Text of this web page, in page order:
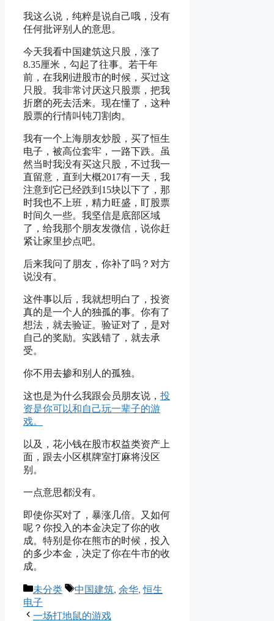
我这么说，纯粹是说自己哦，没有
任何批评别人的意思。
今天我看中国建筑这只股，涨了
8.35厘米，勾起了往事。若干年
前，在我刚进股市的时候，买过这
只股。我非常讨厌这只股票，把我
折磨的死去活来。现在懂了，这种
股票的行情叫钝刀割肉。
我有一个上海朋友炒股，买了恒生
电子，被高位套牢，一路下跌。虽
然当时我没有买这只股，不过我一
直留意，直到大概2017有一天，我
注意到它已经跌到15块以下了，那
时我也不上班，精力旺盛，盯股票
时间久一些。我坚信是底部区域
了，给我那个朋友发微信，说你赶
紧让家里抄点吧。
后来我问了朋友，你补了吗？对方
说没有。
这件事以后，我就想明白了，投资
真的是一个人的独孤的事。你有了
想法，就去验证。验证对了，是对
自己的奖励。实践错了，就去承
受。
你不用去掺和别人的孤独。
这也是为什么我跟会员朋友说， 投
资是你可以和自己玩一辈子的游
戏。
以及，花小钱在股市权益类资产上
面，跟去小区棋牌室打麻将没区
别。
一点意思都没有。
即使你买对了，暴涨几倍。又如何
呢？你投入的本金决定了你的收
成。特别是你在熊市的时候，投入
的多少本金，决定了你在牛市的收
成。
Categories
未分类 Tags
中国建筑, 余华,恒生
电子
一场打地鼠的游戏